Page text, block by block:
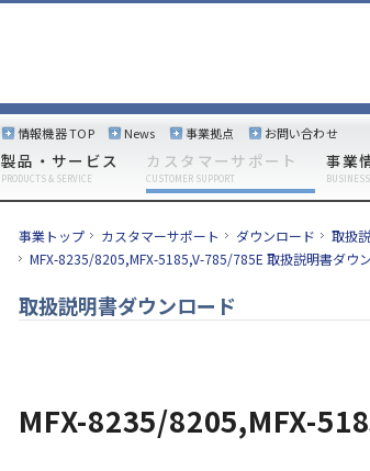
製品・サービス
PRODUCTS & SERVICE
カスタマーサポート
CUSTOMER SUPPORT
事業
BUSINESS
情報機器 TOP News 事業拠点 お問い合わせ
事業トップ カスタマーサポート ダウンロード
取扱
MFX-8235/8205,MFX-5185,V-785/785E 取扱説明書ダウ
取扱説明書ダウンロード
MFX-8235/8205,MFX-